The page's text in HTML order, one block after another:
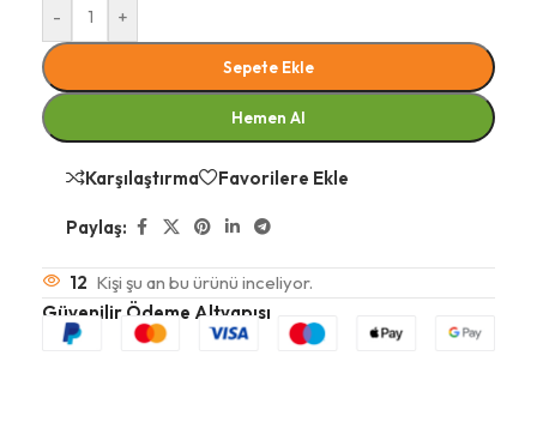
- +
Sepete Ekle
Hemen Al
Karşılaştırma Favorilere Ekle
Paylaş:
12 Kişi şu an bu ürünü inceliyor.
Güvenilir Ödeme Altyapısı